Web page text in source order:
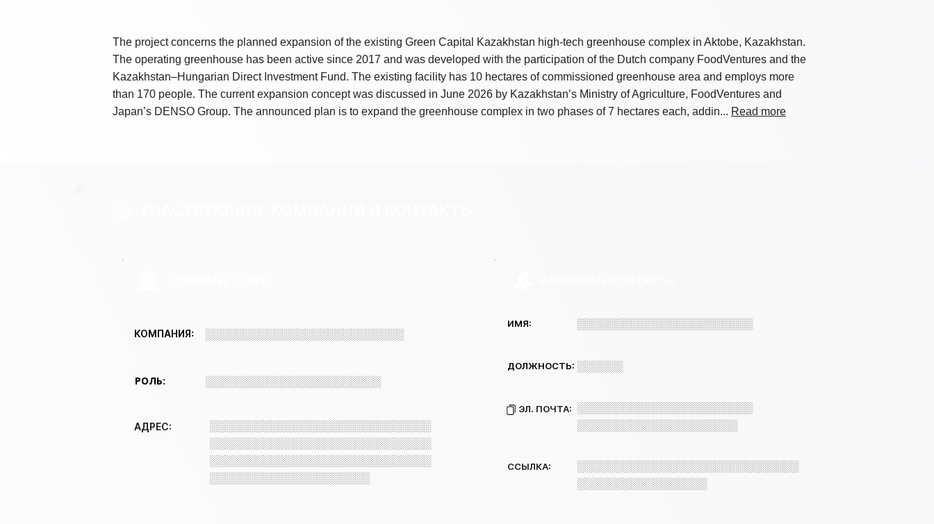
The project concerns the planned expansion of the existing Green Capital Kazakhstan high-tech greenhouse complex in Aktobe, Kazakhstan.
The operating greenhouse has been active since 2017 and was developed with the participation of the Dutch company FoodVentures and the
Kazakhstan–Hungarian Direct Investment Fund. The existing facility has 10 hectares of commissioned greenhouse area and employs more
than 170 people. The current expansion concept was discussed in June 2026 by Kazakhstan’s Ministry of Agriculture, FoodVentures and
Japan’s DENSO Group. The announced plan is to expand the greenhouse complex in two phases of 7 hectares each, addin... Read more
КОМПАНИЯ: ░░░░░░░░░░░░░░░░░░░░░░░░░░
РОЛЬ: ░░░░░░░░░░░░░░░░░░░░░░░
АДРЕС:
░░░░░░░░░░░░░░░░░░░░░░░░░░░░░
░░░░░░░░░░░░░░░░░░░░░░░░░░░░░
░░░░░░░░░░░░░░░░░░░░░░░░░░░░░
░░░░░░░░░░░░░░░░░░░░░
ИМЯ: ░░░░░░░░░░░░░░░░░░░░░░░
ДОЛЖНОСТЬ: ░░░░░░
ЭЛ. ПОЧТА: ░░░░░░░░░░░░░░░░░░░░░░░
░░░░░░░░░░░░░░░░░░░░░
ССЫЛКА:
░░░░░░░░░░░░░░░░░░░░░░░░░░░░░
░░░░░░░░░░░░░░░░░